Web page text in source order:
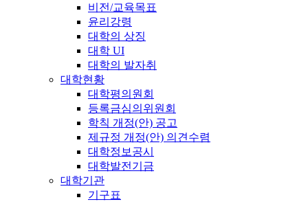
비전/교육목표
윤리강령
대학의 상징
대학 UI
대학의 발자취
대학현황
대학평의원회
등록금심의위원회
학칙 개정(안) 공고
제규정 개정(안) 의견수렴
대학정보공시
대학발전기금
대학기관
기구표